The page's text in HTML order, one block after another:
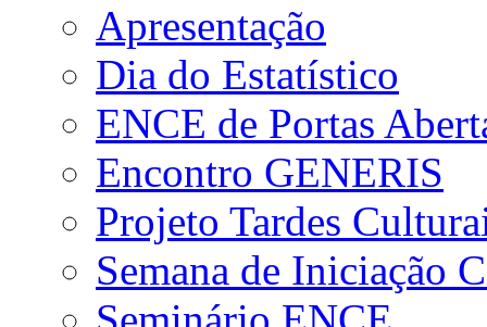
Apresentação
Dia do Estatístico
ENCE de Portas
Encontro GENERIS
Projeto Tardes
Semana de Iniciação